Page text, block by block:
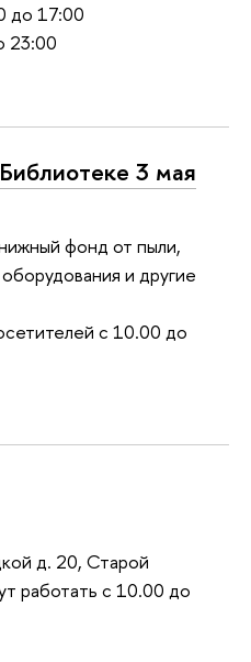
до 17:00
23:00
3 мая
фонд от пыли,
и другие
с 10.00 до
д. 20, Старой
работать с 10.00 до